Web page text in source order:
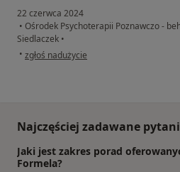
22 czerwca 2024
• Ośrodek Psychoterapii Poznawczo -
Siedlaczek •
• w opinii użytkownika MJ
zgłoś nadużycie
Najczęściej zadawane
Jaki jest zakres porad
Formela?